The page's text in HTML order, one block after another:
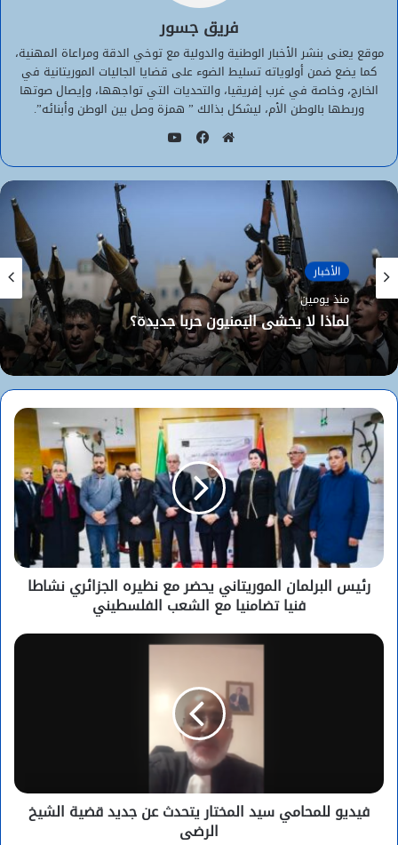
فريق جسور
موقع يعنى بنشر الأخبار الوطنية والدولية مع توخي الدقة ومراعاة المهنية،
كما يضع ضمن أولوياته تسليط الضوء على قضايا الجاليات الموريتانية في
الخارج، وخاصة في غرب إفريقيا، والتحديات التي تواجهها، وإيصال صوتها
وربطها بالوطن الأم، ليشكل بذالك ” همزة وصل بين الوطن وأبنائه”.
الويب
الأخبار
منذ يومين
لماذا لا يخشى اليمنيون حربا جديدة؟
رئيس البرلمان الموريتاني يحضر مع نظيره الجزائري نشاطا
فنيا تضامنيا مع الشعب الفلسطيني
فيديو للمحامي سيد المختار يتحدث عن جديد قضية الشيخ
الرضى